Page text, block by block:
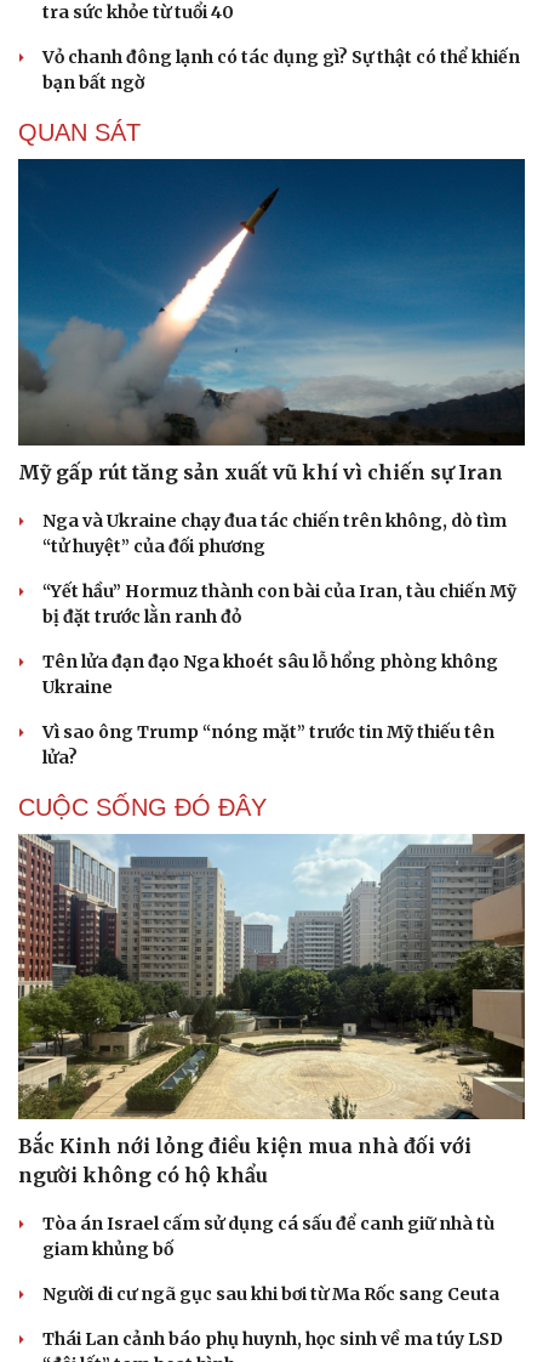
tra sức khỏe từ tuổi 40
Vỏ chanh đông lạnh có tác dụng gì? Sự thật có thể khiến
bạn bất ngờ
QUAN SÁT
Mỹ gấp rút tăng sản xuất vũ khí vì chiến sự Iran
Nga và Ukraine chạy đua tác chiến trên không, dò tìm
“tử huyệt” của đối phương
“Yết hầu” Hormuz thành con bài của Iran, tàu chiến Mỹ
bị đặt trước lằn ranh đỏ
Tên lửa đạn đạo Nga khoét sâu lỗ hổng phòng không
Ukraine
Vì sao ông Trump “nóng mặt” trước tin Mỹ thiếu tên
lửa?
CUỘC SỐNG ĐÓ ĐÂY
Bắc Kinh nới lỏng điều kiện mua nhà đối với
người không có hộ khẩu
Tòa án Israel cấm sử dụng cá sấu để canh giữ nhà tù
giam khủng bố
Người di cư ngã gục sau khi bơi từ Ma Rốc sang Ceuta
Thái Lan cảnh báo phụ huynh, học sinh về ma túy LSD